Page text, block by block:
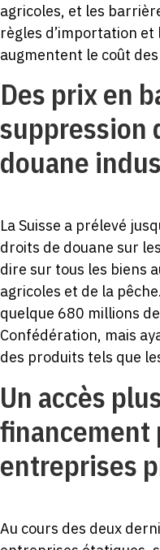
agricoles, et les
règles d’importation
augmentent le coût
Des prix en
suppression
douane
La Suisse a prélevé
droits de douane sur
dire sur tous les biens
agricoles et de la
quelque 680 millions
Confédération, mais
des produits tels que
Un accès
financement
entreprises
Au cours des deux